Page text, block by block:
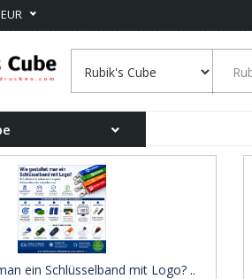
EUR
ein Schlüsselband mit Logo? ..